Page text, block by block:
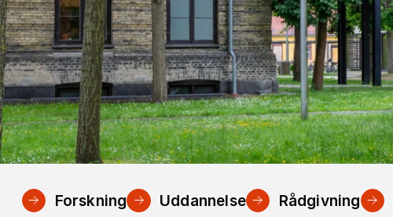
Forskning Uddannelse Rådgivning